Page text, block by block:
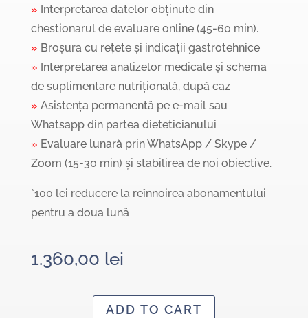
» Interpretarea datelor obținute din
chestionarul de evaluare online (45-60 min).
» Broșura cu rețete și indicații gastrotehnice
» Interpretarea analizelor medicale și schema
de suplimentare nutrițională, după caz
» Asistența permanentă pe e-mail sau
Whatsapp din partea dieteticianului
» Evaluare lunară prin WhatsApp / Skype /
Zoom (15-30 min) și stabilirea de noi obiective.
*100 lei reducere la reînnoirea abonamentului
pentru a doua lună
1.360,00 lei
ADD TO CART